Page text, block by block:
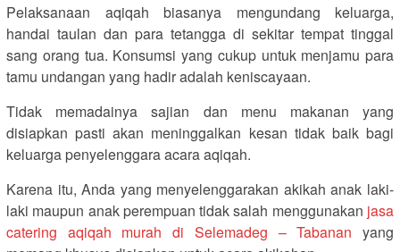
Pelaksanaan aqiqah biasanya mengundang keluarga,
handai taulan dan para tetangga di sekitar tempat tinggal
sang orang tua. Konsumsi yang cukup untuk menjamu para
tamu undangan yang hadir adalah keniscayaan.
Tidak memadainya sajian dan menu makanan yang
disiapkan pasti akan meninggalkan kesan tidak baik bagi
keluarga penyelenggara acara aqiqah.
Karena itu, Anda yang menyelenggarakan akikah anak laki-
laki maupun anak perempuan tidak salah menggunakan jasa
catering aqiqah murah di Selemadeg – Tabanan yang